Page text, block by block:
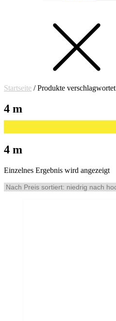
Startseite / Produkte
4 m
4 m
Einzelnes Ergebnis wird angezeigt